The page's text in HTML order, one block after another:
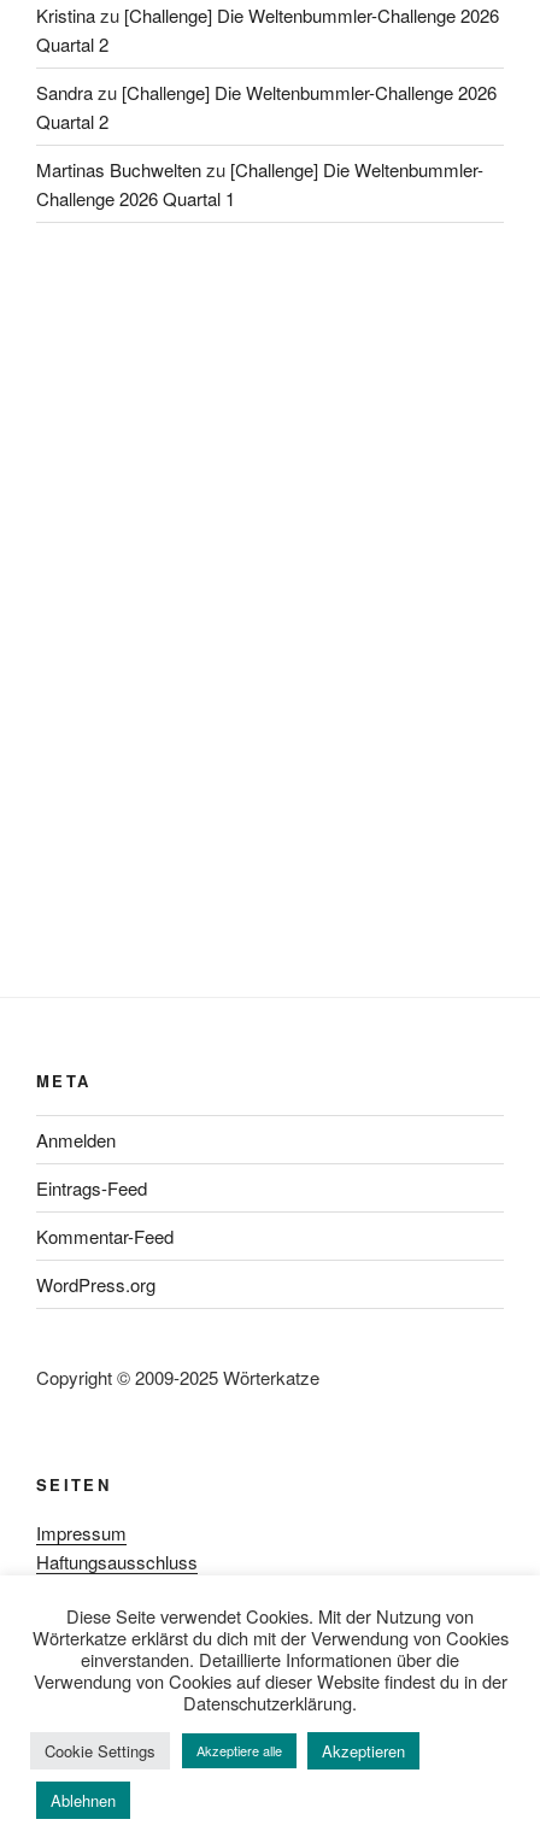
Kristinazu [Challenge] Die Weltenbummler-Challenge 2026
Quartal 2
Sandrazu [Challenge] Die Weltenbummler-Challenge 2026
Quartal 2
Martinas Buchweltenzu [Challenge] Die Weltenbummler-
Challenge 2026 Quartal 1
META
Anmelden
Eintrags-Feed
Kommentar-Feed
WordPress.org
Copyright © 2009-2025 Wörterkatze
SEITEN
Impressum
Haftungsausschluss
Rezensionpolitik
Bewertungsschema
Media-Kit
Datenschutzerklärung
Diese Seite verwendet Cookies. Mit der Nutzung von
Wörterkatze erklärst du dich mit der Verwendung von Cookies
einverstanden. Detaillierte Informationen über die
Verwendung von Cookies auf dieser Website findest du in der
Datenschutzerklärung.
Cookie Settings Akzeptiere alle Akzeptieren
Ablehnen